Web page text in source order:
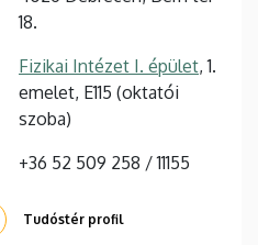
18.
Fizikai Intézet I. épület, 1.
emelet, E115 (oktatói
szoba)
+36 52 509 258 / 11155
Tudóstér profil